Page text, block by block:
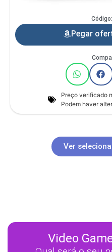
Pegar
Preço verificado
Podem haver
Ver
Video